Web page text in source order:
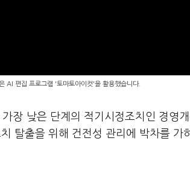
AI 편집 프로그램 '토마토아이컷'을 활용했습니다.
장 낮은 단계의 적기시정조치인 경영
탈출을 위해 건전성 관리에 박차를 가